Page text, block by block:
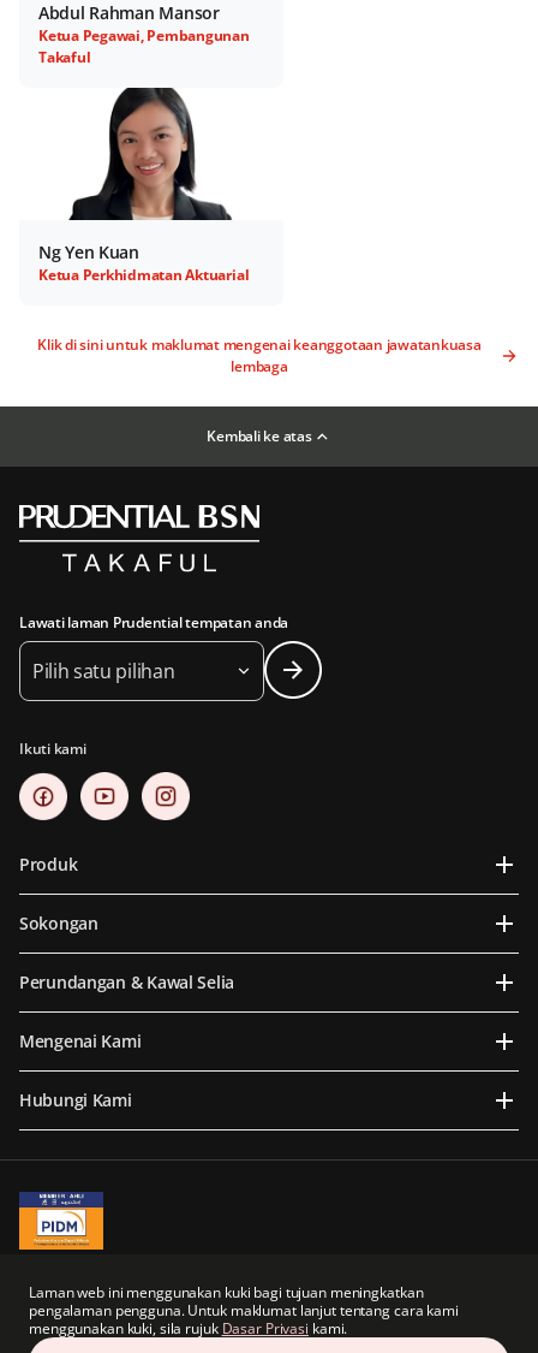
Laman web ini menggunakan kuki bagi tujuan meningkatkan
pengalaman pengguna. Untuk maklumat lanjut tentang cara kami
menggunakan kuki, sila rujuk Dasar Privasi kami.
Abdul Rahman Mansor
Ketua Pegawai, Pembangunan
Takaful
Ng Yen Kuan
Ketua Perkhidmatan Aktuarial
Klik di sini untuk maklumat mengenai keanggotaan jawatankuasa
lembaga
Kembali ke atas
Lawati laman Prudential tempatan anda
Pilih satu pilihan
Ikuti kami
Produk
Sokongan
Perundangan & Kawal Selia
Mengenai Kami
Hubungi Kami
Prudential BSN Takaful Berhad merupakan sebuah syarikat usaha sama yang
sebahagiannya dimiliki oleh anak syarikat tidak langsung Prudential plc dari United
Kingdom.